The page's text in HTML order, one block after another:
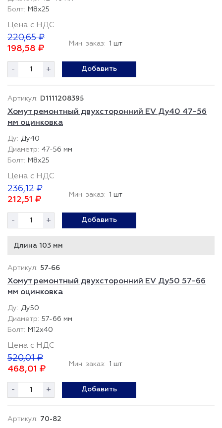
М8х25
Цена с НДС
220,65 ₽
198,58 ₽
Мин. заказ: 1 шт
- + Добавить
D1111208395
Хомут ремонтный двухсторонний EV Ду40 47-56
мм оцинковка
Ду40
47-56 мм
М8х25
Цена с НДС
236,12 ₽
212,51 ₽
Мин. заказ: 1 шт
- + Добавить
Длина 103 мм
57-66
Хомут ремонтный двухсторонний EV Ду50 57-66
мм оцинковка
Ду50
57-66 мм
М12х40
Цена с НДС
520,01 ₽
468,01 ₽
Мин. заказ: 1 шт
- + Добавить
70-82